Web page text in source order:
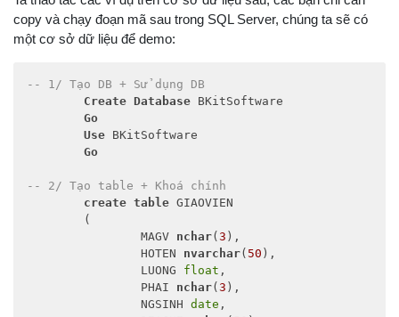
copy và chạy đoạn mã sau trong SQL Server, chúng ta sẽ có
một cơ sở dữ liệu để demo:
-- 1/ Tạo DB + Sử dụng DB
Create Database BKitSoftware
Go
Use BKitSoftware
Go
-- 2/ Tạo table + Khoá chính
create table GIAOVIEN
		MAGV
nchar( 3 ),
		HOTEN
nvarchar( 50 ),
		LUONG
float ,
		PHAI
nchar( 3 ),
		NGSINH
date ,